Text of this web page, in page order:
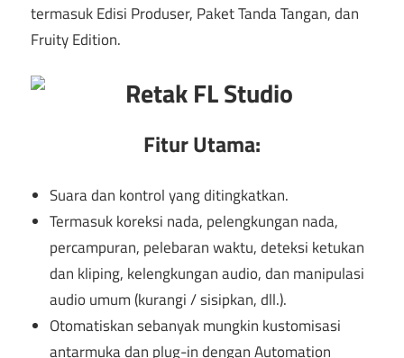
termasuk Edisi Produser, Paket Tanda Tangan, dan
Fruity Edition.
Fitur Utama:
Suara dan kontrol yang ditingkatkan.
Termasuk koreksi nada, pelengkungan nada,
percampuran, pelebaran waktu, deteksi ketukan
dan kliping, kelengkungan audio, dan manipulasi
audio umum (kurangi / sisipkan, dll.).
Otomatiskan sebanyak mungkin kustomisasi
antarmuka dan plug-in dengan Automation